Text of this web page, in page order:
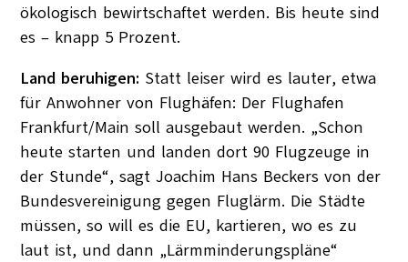
ökologisch bewirtschaftet werden. Bis heute sind
es – knapp 5 Prozent.
Land beruhigen: Statt leiser wird es lauter, etwa
für Anwohner von Flughäfen: Der Flughafen
Frankfurt/Main soll ausgebaut werden. „Schon
heute starten und landen dort 90 Flugzeuge in
der Stunde“, sagt Joachim Hans Beckers von der
Bundesvereinigung gegen Fluglärm. Die Städte
müssen, so will es die EU, kartieren, wo es zu
laut ist, und dann „Lärmminderungspläne“